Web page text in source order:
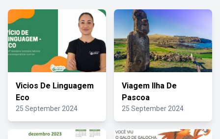
Vicios De Linguagem
Eco
25 September 2024
Viagem Ilha De
Pascoa
25 September 2024